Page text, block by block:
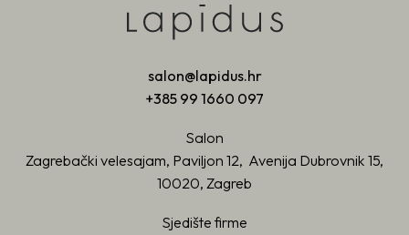
salon@lapidus.hr
+385 99 1660 097
Salon
Zagrebački velesajam, Paviljon 12, Avenija Dubrovnik 15,
10020, Zagreb
Sjedište firme